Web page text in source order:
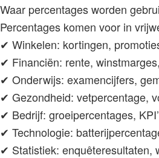
Waar percentages worden
Percentages komen voor in
✔ Winkelen: kortingen,
✔ Financiën: rente,
✔ Onderwijs: examencijfers,
✔ Gezondheid: vetpercentage,
✔ Bedrijf: groeipercentages,
✔ Technologie:
✔ Statistiek: enquêteresultaten,